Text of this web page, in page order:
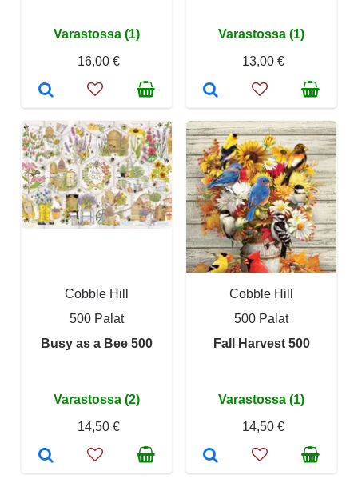
Varastossa (1)
16,00 €
Varastossa (1)
13,00 €
Cobble Hill
500 Palat
Busy as a Bee 500
Varastossa (2)
14,50 €
Cobble Hill
500 Palat
Fall Harvest 500
Varastossa (1)
14,50 €